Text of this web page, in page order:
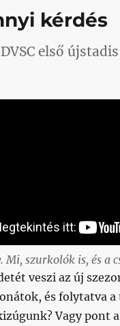
című
kérdés
első
Mi, szurkolók is, és a
veszi az új
és folytatva a
Vagy pont